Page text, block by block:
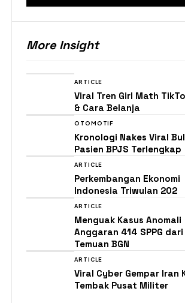
More Insight
ARTICLE
Viral Tren Girl Math
& Cara Belanja
OTOMOTIF
Kronologi Nakes Viral
Pasien BPJS Terlengkap
ARTICLE
Perkembangan Ekonomi
Indonesia Triwulan 202
ARTICLE
Menguak Kasus Anomali
Anggaran 414 SPPG dari
Temuan BGN
ARTICLE
Viral Cyber Gempar Iran
Tembak Pusat Militer